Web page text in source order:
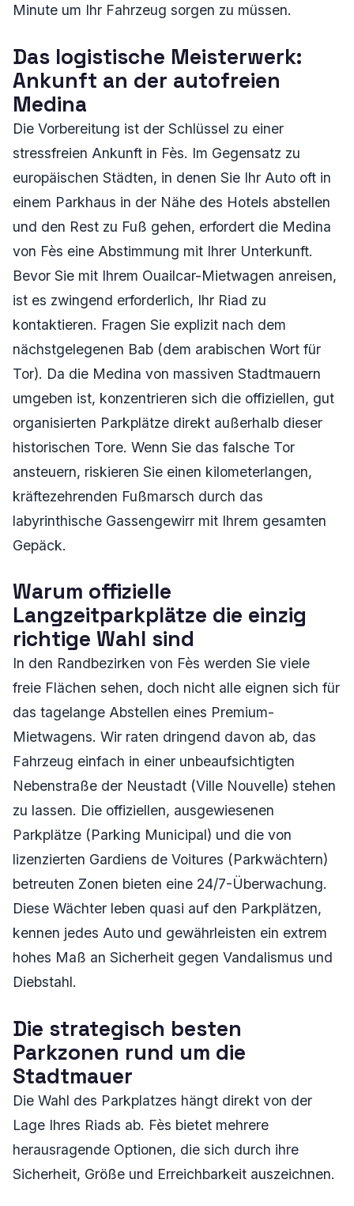
Minute um Ihr Fahrzeug sorgen zu müssen.
Das logistische Meisterwerk:
Ankunft an der autofreien
Medina
Die Vorbereitung ist der Schlüssel zu einer
stressfreien Ankunft in Fès. Im Gegensatz zu
europäischen Städten, in denen Sie Ihr Auto oft in
einem Parkhaus in der Nähe des Hotels abstellen
und den Rest zu Fuß gehen, erfordert die Medina
von Fès eine Abstimmung mit Ihrer Unterkunft.
Bevor Sie mit Ihrem Ouailcar-Mietwagen anreisen,
ist es zwingend erforderlich, Ihr Riad zu
kontaktieren. Fragen Sie explizit nach dem
nächstgelegenen Bab (dem arabischen Wort für
Tor). Da die Medina von massiven Stadtmauern
umgeben ist, konzentrieren sich die offiziellen, gut
organisierten Parkplätze direkt außerhalb dieser
historischen Tore. Wenn Sie das falsche Tor
ansteuern, riskieren Sie einen kilometerlangen,
kräftezehrenden Fußmarsch durch das
labyrinthische Gassengewirr mit Ihrem gesamten
Gepäck.
Warum offizielle
Langzeitparkplätze die einzig
richtige Wahl sind
In den Randbezirken von Fès werden Sie viele
freie Flächen sehen, doch nicht alle eignen sich für
das tagelange Abstellen eines Premium-
Mietwagens. Wir raten dringend davon ab, das
Fahrzeug einfach in einer unbeaufsichtigten
Nebenstraße der Neustadt (Ville Nouvelle) stehen
zu lassen. Die offiziellen, ausgewiesenen
Parkplätze (Parking Municipal) und die von
lizenzierten Gardiens de Voitures (Parkwächtern)
betreuten Zonen bieten eine 24/7-Überwachung.
Diese Wächter leben quasi auf den Parkplätzen,
kennen jedes Auto und gewährleisten ein extrem
hohes Maß an Sicherheit gegen Vandalismus und
Diebstahl.
Die strategisch besten
Parkzonen rund um die
Stadtmauer
Die Wahl des Parkplatzes hängt direkt von der
Lage Ihres Riads ab. Fès bietet mehrere
herausragende Optionen, die sich durch ihre
Sicherheit, Größe und Erreichbarkeit auszeichnen.